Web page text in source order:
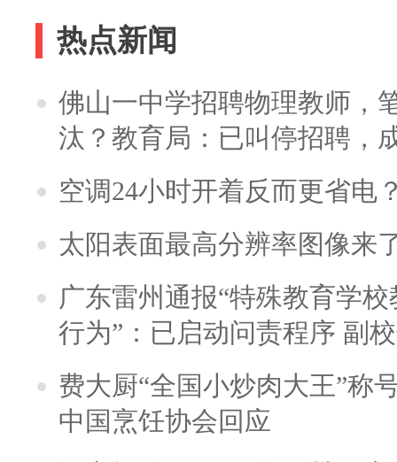
热点新闻
佛山一中学招聘物理教师，
汰？教育局：已叫停招聘，
空调24小时开着反而更省电
太阳表面最高分辨率图像来
广东雷州通报“特殊教育学
行为”：已启动问责程序 副
费大厨“全国小炒肉大王”称
中国烹饪协会回应